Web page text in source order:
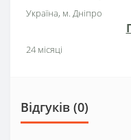
Україна, м. Дніпро
24 місяці
Відгуків (0)